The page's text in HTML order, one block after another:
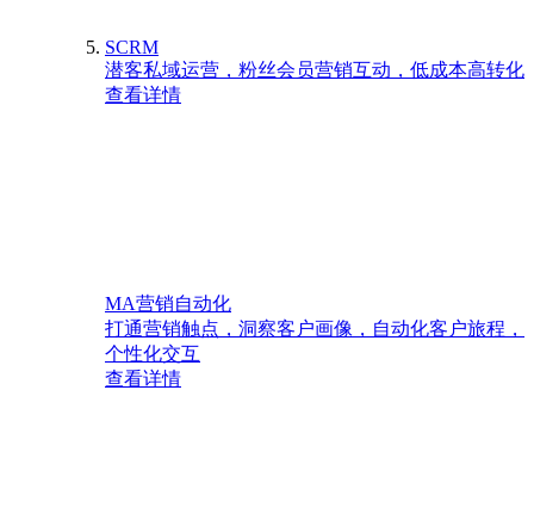
SCRM
潜客私域运营，粉丝会员营销互动，低成本高转化
查看详情
MA营销自动化
打通营销触点，洞察客户画像，自动化客户旅程，
个性化交互
查看详情